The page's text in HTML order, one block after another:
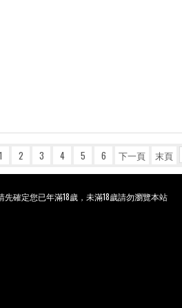
1 2 3 4 5 6 下一頁 末頁
確定您已年滿18歲，未滿18歲請勿瀏覽本站